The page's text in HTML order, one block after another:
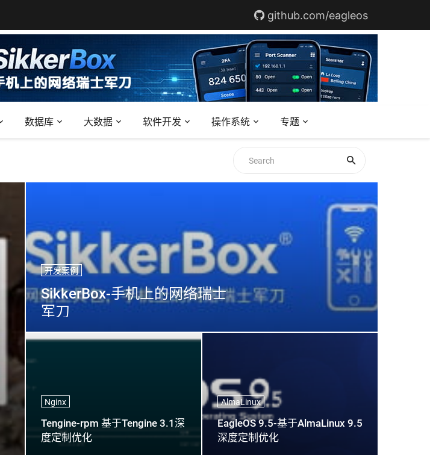
github.com/eagleos
数据库 大数据 软件开发 操作系统 专题
开发案例
SikkerBox-手机上的网络瑞士
军刀
Nginx
Tengine-rpm 基于Tengine 3.1深
度定制优化
AlmaLinux
EagleOS 9.5-基于AlmaLinux 9.5
深度定制优化